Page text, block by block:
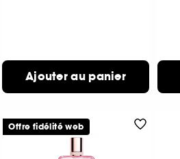
Ajouter au panier
Offre fidélité web